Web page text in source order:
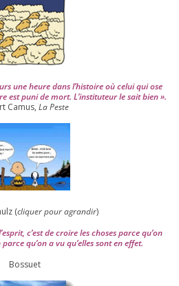
une heure dans l’his­toire où celui qui ose
est puni de mort. L’instituteur le sait bien ».
Camus, La Peste
(cli­quer pour agran­dir)
c’est de croire les choses parce qu’on
qu’on a vu qu’elles sont en effet.
Bossuet